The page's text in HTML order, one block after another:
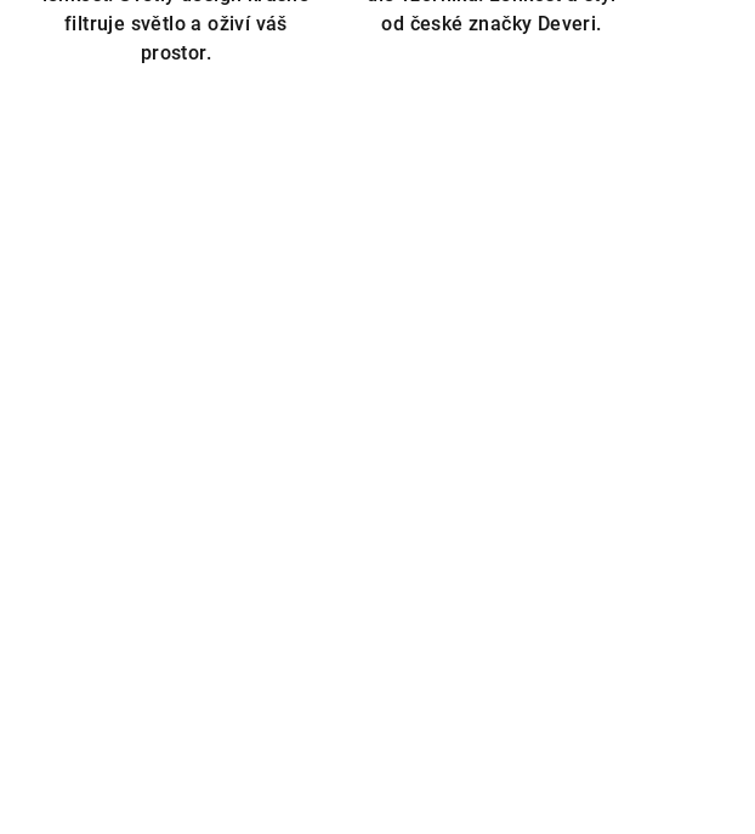
filtruje světlo a oživí váš
prostor.
od české značky Deveri.